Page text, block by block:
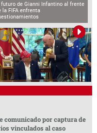
futuro de Gianni Infantino al frente
la FIFA enfrenta
comunicado por captura de
vinculados al caso